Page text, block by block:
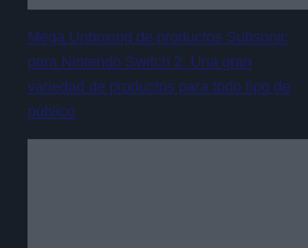
Mega Unboxing de productos Subsonic
para Nintendo Switch 2. Una gran
variedad de productos para todo tipo de
público